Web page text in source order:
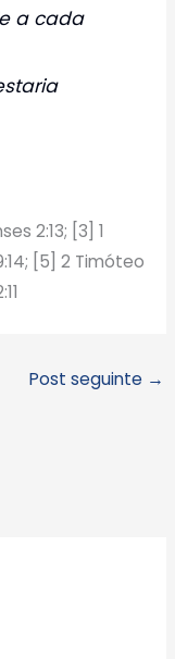
a cada
2:13; [3] 1
[5] 2 Timóteo
Post seguinte →